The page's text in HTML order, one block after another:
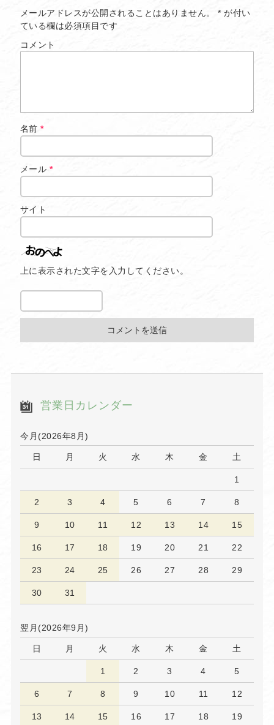
メールアドレスが公開されることはありません。 * が付い
ている欄は必須項目です
コメント
名前*
メール *
サイト
上に表示された文字を入力してください。
営業日カレンダー
今月(2026年8月)
日 月 火 水 木 金 土
1
2 3 4 5 6 7 8
9 10 11 12 13 14 15
16 17 18 19 20 21 22
23 24 25 26 27 28 29
30 31
翌月(2026年9月)
日 月 火 水 木 金 土
1 2 3 4 5
6 7 8 9 10 11 12
13 14 15 16 17 18 19